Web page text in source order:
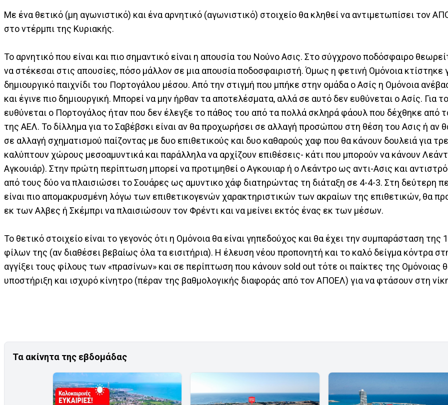
Με ένα θετικό (μη αγωνιστικό) και ένα αρνητικό (αγωνιστικό) στοιχείο θα κληθεί να αντιμετωπίσει τον
στο ντέρμπι της Κυριακής.
Το αρνητικό που είναι και πιο σημαντικό είναι η απουσία του Νούνο Ασις. Στο σύγχρονο ποδόσφαιρο
να στέκεσαι στις απουσίες, πόσο μάλλον σε μια απουσία ποδοσφαιριστή. Όμως η φετινή Ομόνοια
δημιουργικό παιχνίδι του Πορτογάλου μέσου. Από την στιγμή που μπήκε στην ομάδα ο Ασίς η Ομόνοια
και έγινε πιο δημιουργική. Μπορεί να μην ήρθαν τα αποτελέσματα, αλλά σε αυτό δεν ευθύνεται ο Ασίς. Για
ευθύνεται ο Πορτογάλος ήταν που δεν έλεγξε το πάθος του από τα πολλά σκληρά φάουλ που δέχθηκε από
της ΑΕΛ. Το δίλλημα για το Σαβέβσκι είναι αν θα προχωρήσει σε αλλαγή προσώπου στη θέση του Ασις ή αν
σε αλλαγή σχηματισμού παίζοντας με δυο επιθετικούς και δυο καθαρούς χαφ που θα κάνουν δουλειά για
καλύπτουν χώρους μεσοαμυντικά και παράλληλα να αρχίζουν επιθέσεις- κάτι που μπορούν να κάνουν
Αγκουιάρ). Στην πρώτη περίπτωση μπορεί να προτιμηθεί ο Αγκουιαρ ή ο Λεάντρο ως αντι-Ασις και
από τους δύο να πλαισιώσει το Σουάρες ως αμυντικο χάφ διατηρώντας τη διάταξη σε 4-4-3. Στη δεύτερη
είναι πιο απομακρυσμένη λόγω των επιθετικογενών χαρακτηριστικών των ακραίων της επιθετικών, θα
εκ των Αλβες ή Σκέμπρι να πλαισιώσουν τον Φρέντι και να μείνει εκτός ένας εκ των μέσων.
Το θετικό στοιχείο είναι το γεγονός ότι η Ομόνοια θα είναι γηπεδούχος και θα έχει την συμπαράσταση της
φίλων της (αν διαθέσει βεβαίως όλα τα εισιτήρια). Η έλευση νέου προπονητή και το καλό δείγμα κόντρα
αγγίξει τους φίλους των «πρασίνων» και σε περίπτωση που κάνουν sold out τότε οι παίκτες της Ομόνοιας
υποστήριξη και ισχυρό κίνητρο (πέραν της βαθμολογικής διαφοράς από τον ΑΠΟΕΛ) για να φτάσουν στη
Τα ακίνητα της εβδομάδας